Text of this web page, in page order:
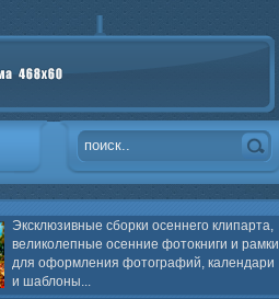
Эксклюзивные сборки осеннего клипарта,
великолепные осенние фотокниги и рамки
для оформления фотографий, календари
и шаблоны...